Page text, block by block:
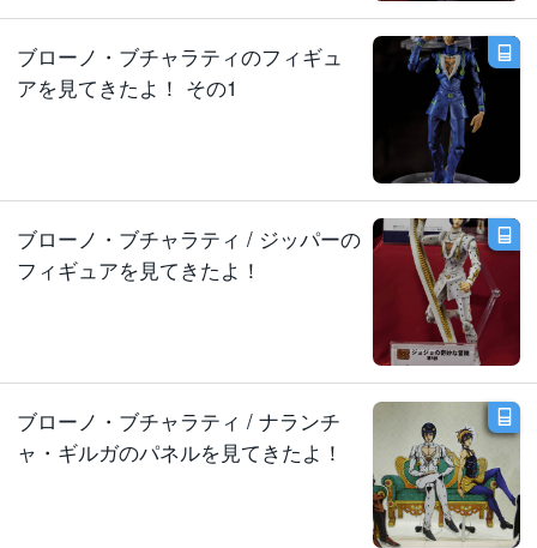
ブローノ・ブチャラティのフィギュ
アを見てきたよ！ その1
ブローノ・ブチャラティ / ジッパーの
フィギュアを見てきたよ！
ブローノ・ブチャラティ / ナランチ
ャ・ギルガのパネルを見てきたよ！